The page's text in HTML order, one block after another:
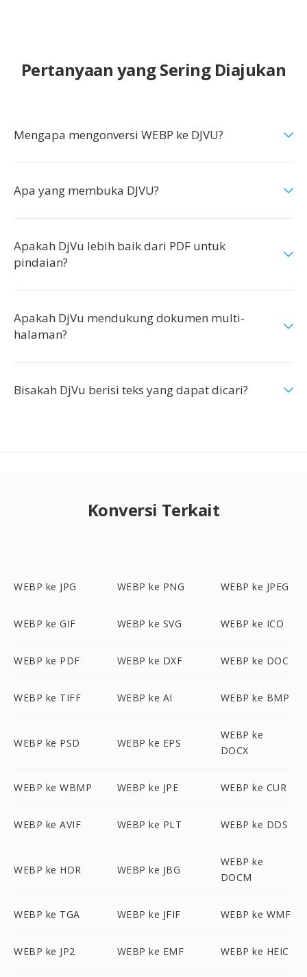
Pertanyaan yang Sering Diajukan
Mengapa mengonversi WEBP ke DJVU?
Apa yang membuka DJVU?
Apakah DjVu lebih baik dari PDF untuk
pindaian?
Apakah DjVu mendukung dokumen multi-
halaman?
Bisakah DjVu berisi teks yang dapat dicari?
Konversi Terkait
WEBP ke JPG WEBP ke PNG WEBP ke JPEG
WEBP ke GIF WEBP ke SVG WEBP ke ICO
WEBP ke PDF WEBP ke DXF WEBP ke DOC
WEBP ke TIFF WEBP ke AI WEBP ke BMP
WEBP ke PSD WEBP ke EPS
WEBP ke
DOCX
WEBP ke WBMP WEBP ke JPE WEBP ke CUR
WEBP ke AVIF WEBP ke PLT WEBP ke DDS
WEBP ke HDR WEBP ke JBG
WEBP ke
DOCM
WEBP ke TGA WEBP ke JFIF WEBP ke WMF
WEBP ke JP2 WEBP ke EMF WEBP ke HEIC